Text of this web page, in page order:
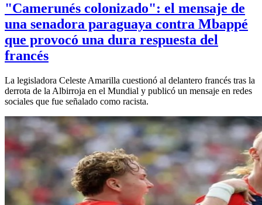
"Camerunés colonizado": el mensaje de
una senadora paraguaya contra Mbappé
que provocó una dura respuesta del
francés
La legisladora Celeste Amarilla cuestionó al delantero francés tras la
derrota de la Albirroja en el Mundial y publicó un mensaje en redes
sociales que fue señalado como racista.